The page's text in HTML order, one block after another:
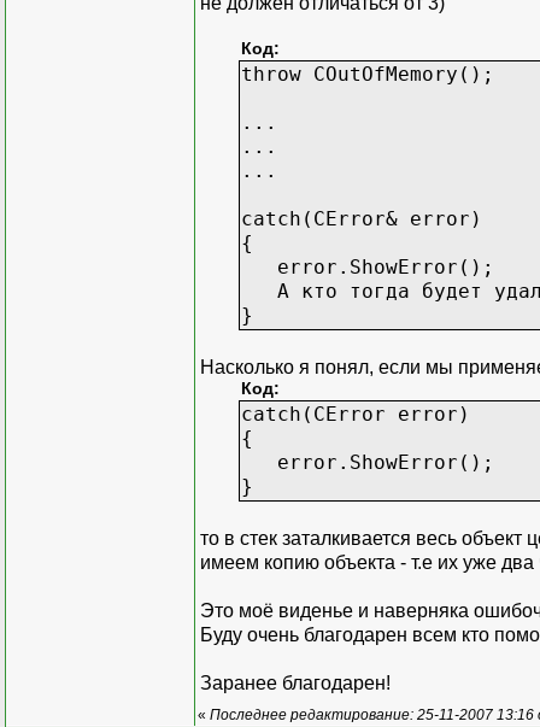
Код:
throw COutOfMemory();
...
...
...
catch(CError& error)
{
error.ShowError();
А кто тогда будет
}
Насколько я понял, если мы
Код:
catch(CError error)
{
error.ShowError();
}
то в стек заталкивается весь
имеем копию объекта - т.е их уже
Это моё виденье и наверняка
Буду очень благодарен всем кто
Заранее благодарен!
« Последнее редактирование: 25-11-2007 13:16